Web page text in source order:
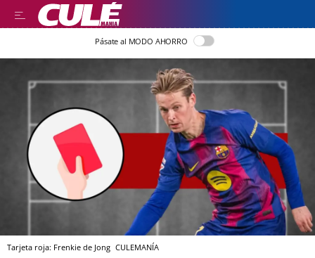
Pásate al MODO AHORRO
Tarjeta roja: Frenkie de Jong CULEMANÍA